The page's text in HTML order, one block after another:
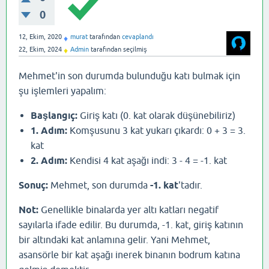
0
12, Ekim, 2020 ♦ murat tarafından cevaplandı
22, Ekim, 2024 ♦ Admin tarafından seçilmiş
Mehmet'in son durumda bulunduğu katı bulmak için
şu işlemleri yapalım:
Başlangıç: Giriş katı (0. kat olarak düşünebiliriz)
1. Adım: Komşusunu 3 kat yukarı çıkardı: 0 + 3 = 3.
kat
2. Adım: Kendisi 4 kat aşağı indi: 3 - 4 = -1. kat
Sonuç: Mehmet, son durumda -1. kat'tadır.
Not: Genellikle binalarda yer altı katları negatif
sayılarla ifade edilir. Bu durumda, -1. kat, giriş katının
bir altındaki kat anlamına gelir. Yani Mehmet,
asansörle bir kat aşağı inerek binanın bodrum katına